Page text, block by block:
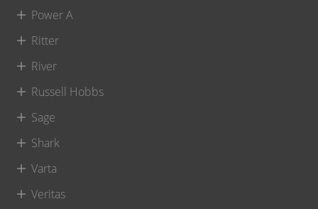
Power A
Ritter
River
Russell Hobbs
Sage
Shark
Varta
Veritas